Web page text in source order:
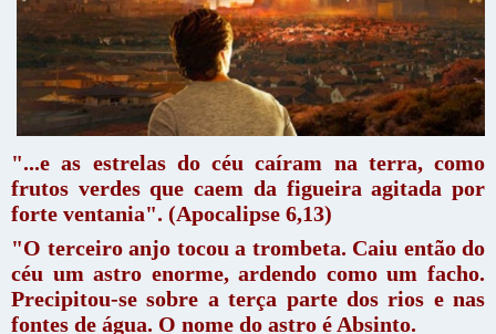
"...e as estrelas do céu caíram na terra, como
frutos verdes que caem da figueira agitada por
forte ventania". (Apocalipse 6,13)
"O terceiro anjo tocou a trombeta. Caiu então do
céu um astro enorme, ardendo como um facho.
Precipitou-se sobre a terça parte dos rios e nas
fontes de água. O nome do astro é Absinto.